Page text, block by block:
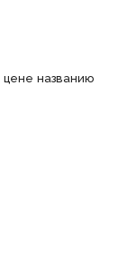
цене названию